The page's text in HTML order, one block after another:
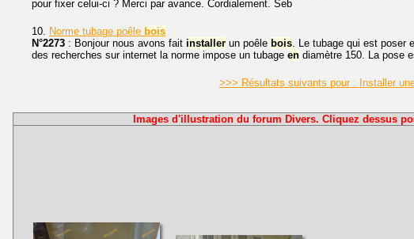
pour fixer celui-ci ? Merci par avance. Cordialement. Seb
10. Norme tubage poêle bois
N°2273 : Bonjour nous avons fait installer un poêle bois. Le tubage qui est poser
des recherches sur internet la norme impose un tubage en diamètre 150. La pose
>>> Résultats suivants pour : Installer
Images d'illustration du forum Divers. Cliquez dessus